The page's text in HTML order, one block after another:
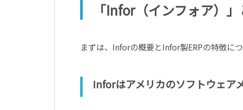
「Infor（インフォア）
まずは、Inforの概要とInfor製ERPの特徴に
Inforはアメリカのソフトウェア